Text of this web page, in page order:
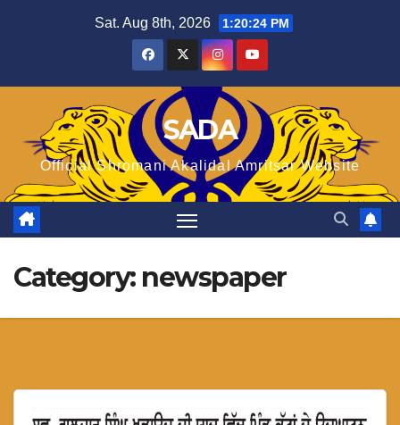
Sat. Aug 8th, 2026 1:20:25 PM
SADA
Official Shromani Akalidal Amritsar Website
Category: newspaper